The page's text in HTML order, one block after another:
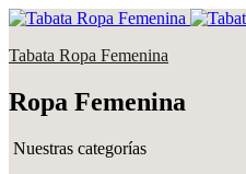
Tabata Ropa Femenina
Ropa Femenina
Nuestras categorías